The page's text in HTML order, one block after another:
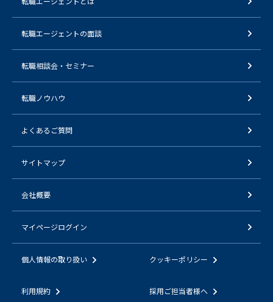
転職エージェントの面談
転職相談会・セミナー
転職ノウハウ
よくあるご質問
サイトマップ
会社概要
マイページログイン
個人情報の取り扱い クッキーポリシー
利用規約 採用ご担当者様へ